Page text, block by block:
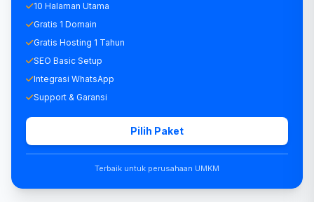
10 Halaman Utama
Gratis 1 Domain
Gratis Hosting 1 Tahun
SEO Basic Setup
Integrasi WhatsApp
Support & Garansi
Pilih Paket
Terbaik untuk perusahaan UMKM